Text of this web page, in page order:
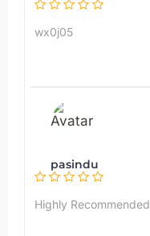
wx0j05
pasindu
Highly Recommended